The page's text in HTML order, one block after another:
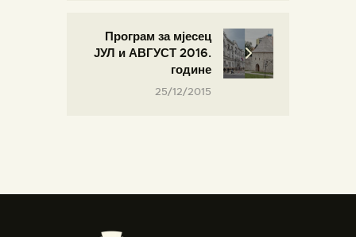
Програм за мјесец
ЈУЛ и АВГУСТ 2016.
године
25/12/2015